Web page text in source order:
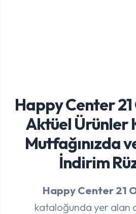
Happy Center
Aktüel Ürünler
Mutfağınızda
İndirim
Happy Center 21
kataloğunda yer alan